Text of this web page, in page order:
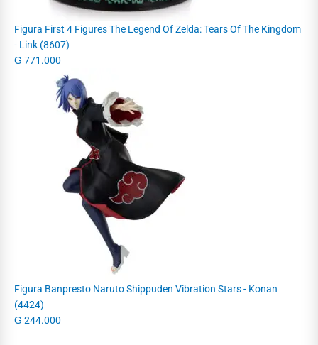
Figura First 4 Figures The Legend Of Zelda: Tears Of The Kingdom
- Link (8607)
₲ 771.000
Figura Banpresto Naruto Shippuden Vibration Stars - Konan
(4424)
₲ 244.000